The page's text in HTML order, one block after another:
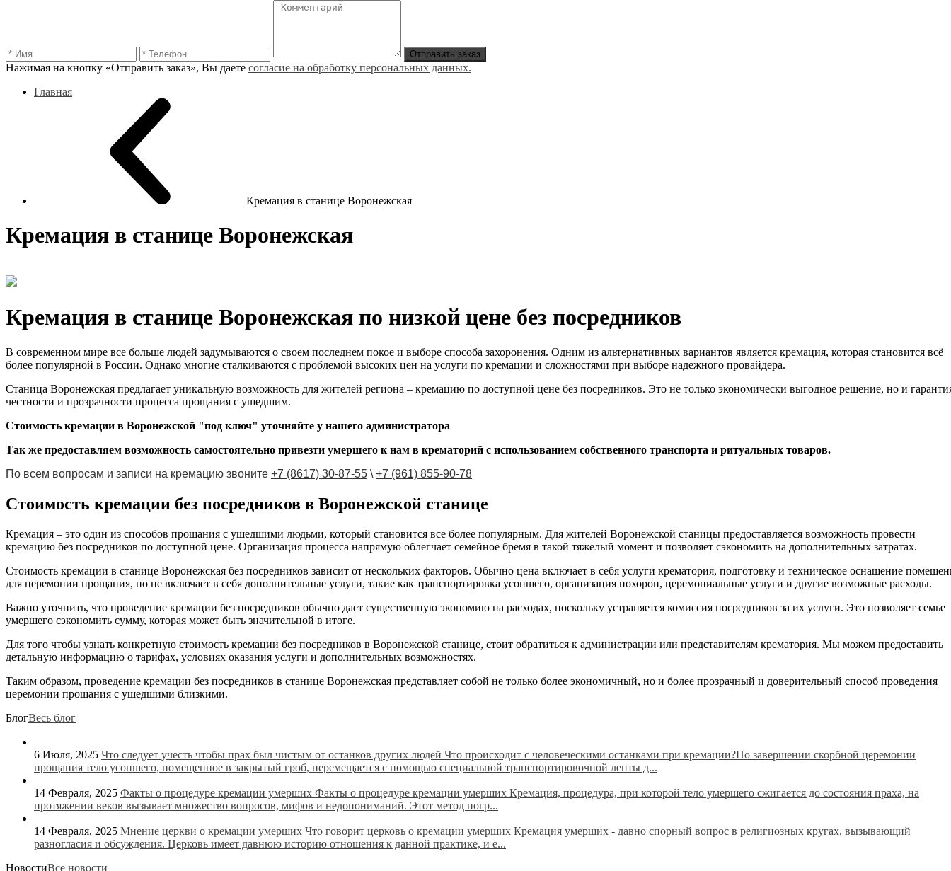
Отправить заказ
Нажимая на кнопку «Отправить заказ», Вы даете согласие на обработку персональных данных.
Главная
Кремация в станице Воронежская
Кремация в станице Воронежская
Кремация в станице Воронежская по низкой цене без посредников
В современном мире все больше людей задумываются о своем последнем покое и выборе способа захоронения. Одним из альтернативных вариантов является кремация, которая становится всё
более популярной в России. Однако многие сталкиваются с проблемой высоких цен на услуги по кремации и сложностями при выборе надежного провайдера.
Станица Воронежская предлагает уникальную возможность для жителей региона – кремацию по доступной цене без посредников. Это не только экономически выгодное решение, но и
честности и прозрачности процесса прощания с ушедшим.
Стоимость кремации в Воронежской "под ключ" уточняйте у нашего администратора
Так же предоставляем возможность самостоятельно привезти умершего к нам в крематорий с использованием собственного транспорта и ритуальных товаров.
По всем вопросам и записи на кремацию звоните +7 (8617) 30-87-55 \ +7 (961) 855-90-78
Стоимость кремации без посредников в Воронежской станице
Кремация – это один из способов прощания с ушедшими людьми, который становится все более популярным. Для жителей Воронежской станицы предоставляется возможность провести
кремацию без посредников по доступной цене. Организация процесса напрямую облегчает семейное бремя в такой тяжелый момент и позволяет сэкономить на дополнительных затратах.
Стоимость кремации в станице Воронежская без посредников зависит от нескольких факторов. Обычно цена включает в себя услуги крематория, подготовку и техническое оснащение
для церемонии прощания, но не включает в себя дополнительные услуги, такие как транспортировка усопшего, организация похорон, церемониальные услуги и другие возможные расходы.
Важно уточнить, что проведение кремации без посредников обычно дает существенную экономию на расходах, поскольку устраняется комиссия посредников за их услуги. Это позволяет семье
умершего сэкономить сумму, которая может быть значительной в итоге.
Для того чтобы узнать конкретную стоимость кремации без посредников в Воронежской станице, стоит обратиться к администрации или представителям крематория. Мы можем предоставить
детальную информацию о тарифах, условиях оказания услуги и дополнительных возможностях.
Таким образом, проведение кремации без посредников в станице Воронежская представляет собой не только более экономичный, но и более прозрачный и доверительный способ проведения
церемонии прощания с ушедшими близкими.
БлогВесь блог
6 Июля, 2025 Что следует учесть чтобы прах был чистым от останков других людей Что происходит с человеческими останками при кремации?По завершении скорбной церемонии
прощания тело усопшего, помещенное в закрытый гроб, перемещается с помощью специальной транспортировочной ленты д...
14 Февраля, 2025 Факты о процедуре кремации умерших Факты о процедуре кремации умерших Кремация, процедура, при которой тело умершего сжигается до состояния праха, на
протяжении веков вызывает множество вопросов, мифов и недопониманий. Этот метод погр...
14 Февраля, 2025 Мнение церкви о кремации умерших Что говорит церковь о кремации умерших Кремация умерших - давно спорный вопрос в религиозных кругах, вызывающий
разногласия и обсуждения. Церковь имеет давнюю историю отношения к данной практике, и е...
НовостиВсе новости